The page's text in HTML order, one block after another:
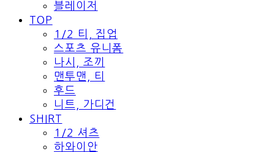
블레이저
TOP
1/2 티, 집업
스포츠 유니폼
나시, 조끼
맨투맨, 티
후드
니트, 가디건
SHIRT
1/2 셔츠
하와이안